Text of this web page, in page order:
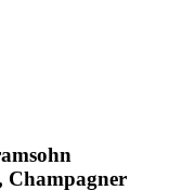
Champagner